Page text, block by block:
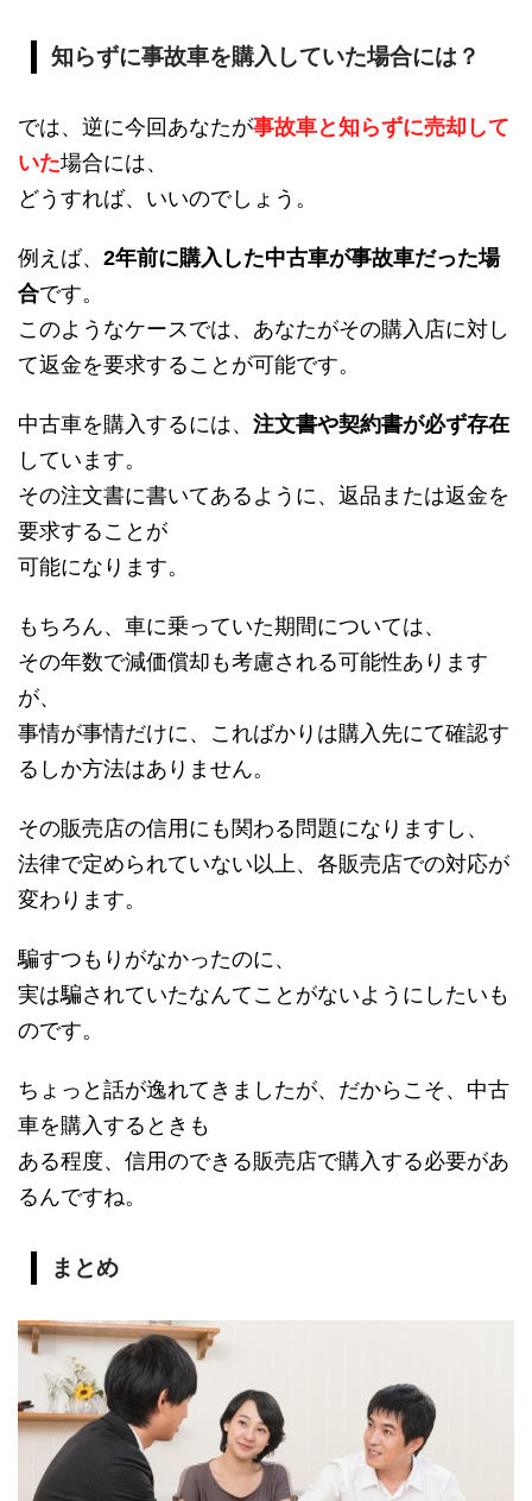
知らずに事故車を購入していた場合には？
では、逆に今回あなたが事故車と知らずに売却して
いた場合には、
どうすれば、いいのでしょう。
例えば、 2年前に購入した中古車が事故車だった場
合です。
このようなケースでは、あなたがその購入店に対し
て返金を要求することが可能です。
中古車を購入するには、 注文書や契約書が必ず存在
しています。
その注文書に書いてあるように、返品または返金を
要求することが
可能になります。
もちろん、車に乗っていた期間については、
その年数で減価償却も考慮される可能性あります
が、
事情が事情だけに、こればかりは購入先にて確認す
るしか方法はありません。
その販売店の信用にも関わる問題になりますし、
法律で定められていない以上、各販売店での対応が
変わります。
騙すつもりがなかったのに、
実は騙されていたなんてことがないようにしたいも
のです。
ちょっと話が逸れてきましたが、だからこそ、中古
車を購入するときも
ある程度、信用のできる販売店で購入する必要があ
るんですね。
まとめ